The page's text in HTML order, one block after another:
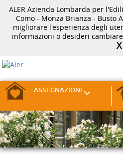
ALER Azienda Lombarda per
Como - Monza Brianza - Busto
migliorare l'esperienza degli
informazioni o desideri
X
ASSEGNAZIONI